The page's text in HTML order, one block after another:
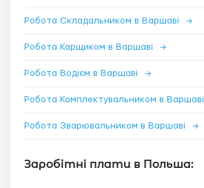
Робота Складальником в Варшаві →
Робота Карщиком в Варшаві →
Робота Водієм в Варшаві →
Робота Комплектувальником в Варшаві
Робота Зварювальником в Варшаві →
Заробітні плати в Польша: